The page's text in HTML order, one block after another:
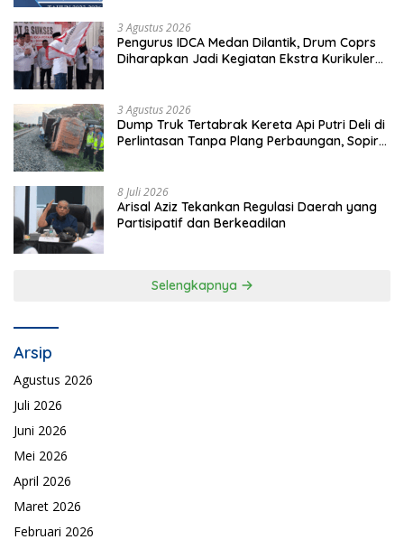
3 Agustus 2026
Pengurus IDCA Medan Dilantik, Drum Coprs
Diharapkan Jadi Kegiatan Ekstra Kurikuler
3 Agustus 2026
Dump Truk Tertabrak Kereta Api Putri Deli di
Perlintasan Tanpa Plang Perbaungan, Sopir
8 Juli 2026
Arisal Aziz Tekankan Regulasi Daerah yang
Partisipatif dan Berkeadilan
Selengkapnya
Arsip
Agustus 2026
Juli 2026
Juni 2026
Mei 2026
April 2026
Maret 2026
Februari 2026